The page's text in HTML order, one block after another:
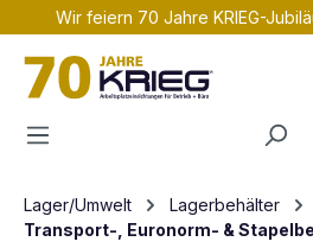
Zum Hauptinhalt springen
Wir feiern 70 Jahre KRIEG-
Lager/Umwelt
Lagerbehälter
Transport-, Euronorm- &